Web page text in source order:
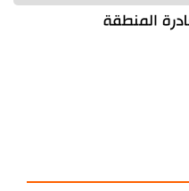
المنطقة